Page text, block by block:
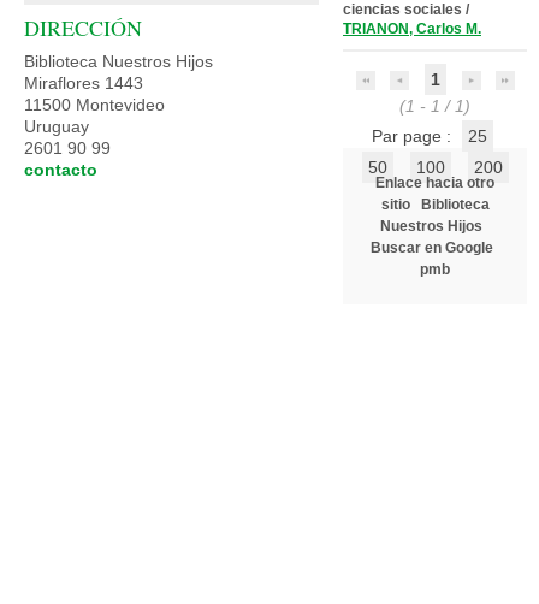
ciencias sociales /
TRIANON, Carlos M.
1
(1 - 1 / 1)
Par page :
25
50
100 200
Enlace hacia otro
sitio
Biblioteca
Nuestros Hijos
Buscar en Google
pmb
DIRECCIÓN
Biblioteca Nuestros Hijos
Miraflores 1443
11500 Montevideo
Uruguay
2601 90 99
contacto